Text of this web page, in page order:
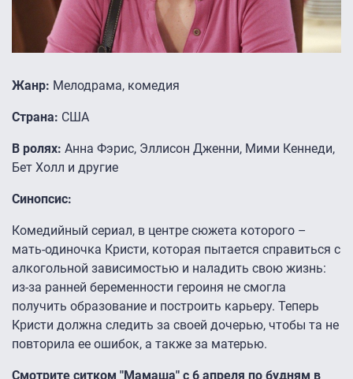
Жанр: Мелодрама, комедия
Страна: США
В ролях: Анна Фэрис, Эллисон Дженни, Мими Кеннеди,
Бет Холл и другие
Синопсис:
Комедийный сериал, в центре сюжета которого –
мать-одиночка Кристи, которая пытается справиться с
алкогольной зависимостью и наладить свою жизнь:
из-за ранней беременности героиня не смогла
получить образование и построить карьеру. Теперь
Кристи должна следить за своей дочерью, чтобы та не
повторила ее ошибок, а также за матерью.
Смотрите ситком "Мамаша" с 6 апреля по будням в